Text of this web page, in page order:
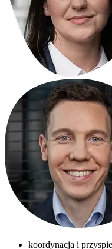
koordynacja i